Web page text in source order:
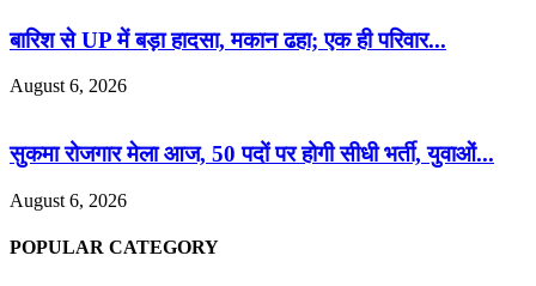
बारिश से UP में बड़ा हादसा, मकान ढहा; एक ही परिवार...
August 6, 2026
सुकमा रोजगार मेला आज, 50 पदों पर होगी सीधी भर्ती, युवाओं...
August 6, 2026
POPULAR CATEGORY